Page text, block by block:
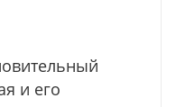
и его